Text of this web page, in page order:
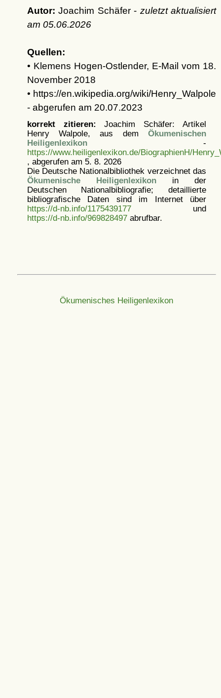
Autor: Joachim Schäfer - zuletzt aktualisiert
am 05.06.2026
Quellen:
• Klemens Hogen-Ostlender, E-Mail vom 18.
November 2018
• https://en.wikipedia.org/wiki/Henry_Walpole
- abgerufen am 20.07.2023
korrekt zitieren: Joachim Schäfer: Artikel
Henry Walpole, aus dem Ökumenischen
Heiligenlexikon-
https://www.heiligenlexikon.de/BiographienH/
, abgerufen am 5. 8. 2026
Die Deutsche Nationalbibliothek verzeichnet das
Ökumenische Heiligenlexikonin der
Deutschen Nationalbibliografie; detaillierte
bibliografische Daten sind im Internet über
https://d-nb.info/1175439177und
https://d-nb.info/969828497abrufbar.
Ökumenisches Heiligenlexikon